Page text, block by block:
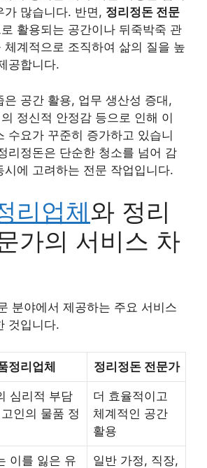
가 많습니다. 반면, 정리정돈 전문
활용되는 공간이나 뒤죽박죽 관
체계적으로 조직하여 삶의 질을 높
공합니다.
은 공간 활용, 업무 생산성 증대,
정신적 안정감 등으로 인해 이
수요가 꾸준히 증가하고 있습니
리정돈은 단순한 청소를 넘어 감
시에 고려하는 전문 작업입니다.
리업체와 정리
가의 서비스 차
분야에서 제공하는 주요 서비스
것입니다.
정리업체 정리정돈 전문가
심리적 부담
인의 물품 정
더 효율적이고
체계적인 공간
활용
이를 잃은 유
일반 가정, 직장,